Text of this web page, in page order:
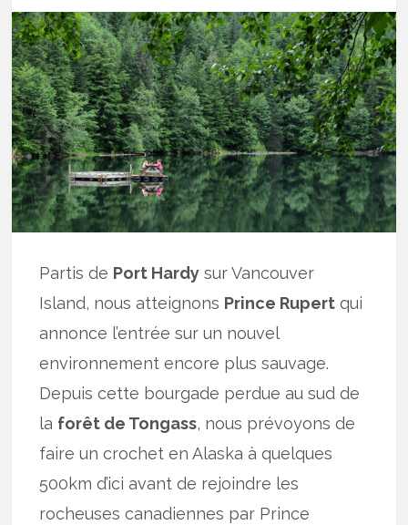
Partis de Port Hardy sur Vancouver
Island, nous atteignons Prince Rupert qui
annonce l’entrée sur un nouvel
environnement encore plus sauvage.
Depuis cette bourgade perdue au sud de
la forêt de Tongass, nous prévoyons de
faire un crochet en Alaska à quelques
500km d’ici avant de rejoindre les
rocheuses canadiennes par Prince